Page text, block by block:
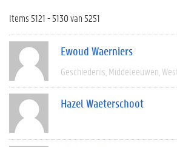
Items 5121 - 5130 van 5251
Ewoud Waerniers
Geschiedenis Middeleeuwen
Hazel Waeterschoot